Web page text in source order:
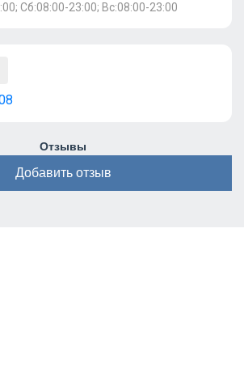
Сб:08:00-23:00; Вс:08:00-23:00
Отзывы
Добавить отзыв